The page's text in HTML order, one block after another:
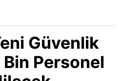
Güvenlik
Personel